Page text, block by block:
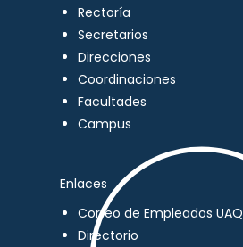
Rectoría
Secretarios
Direcciones
Coordinaciones
Facultades
Campus
Enlaces
Correo de Empleados UAQ
Directorio